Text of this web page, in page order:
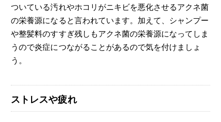
ついている汚れやホコリがニキビを悪化させるアクネ菌
の栄養源になると言われています。加えて、シャンプー
や整髪料のすすぎ残しもアクネ菌の栄養源になってしま
うので炎症につながることがあるので気を付けましょ
う。
ストレスや疲れ